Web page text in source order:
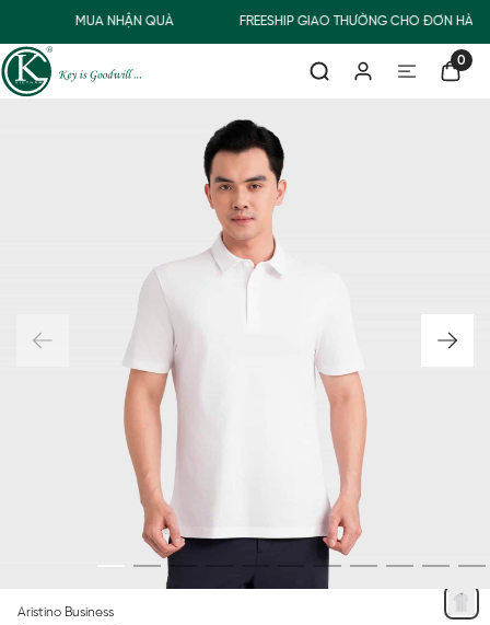
MUA NHẬN QUÀ FREESHIP GIAO THƯỜNG CHO ĐƠN
0
Aristino Business